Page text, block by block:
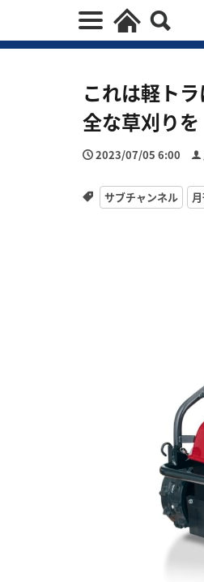
これは軽ト
全な草刈りを
2023/07/05 6:00
サブチャンネル